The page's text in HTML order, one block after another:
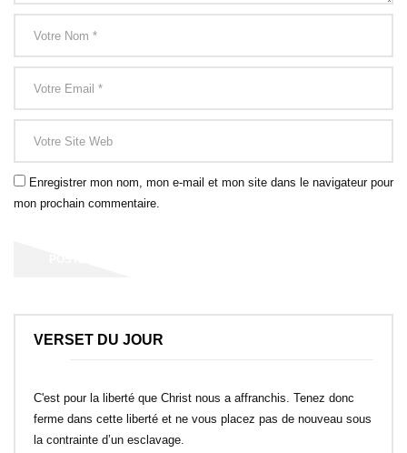
Enregistrer mon nom, mon e-mail et mon site dans le navigateur pour
mon prochain commentaire.
VERSET DU JOUR
C'est pour la liberté que Christ nous a affranchis. Tenez donc
ferme dans cette liberté et ne vous placez pas de nouveau sous
la contrainte d’un esclavage.